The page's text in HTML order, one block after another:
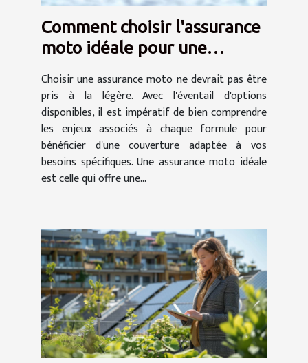
Comment choisir l'assurance
moto idéale pour une
Choisir une assurance moto ne devrait pas être
pris à la légère. Avec l'éventail d'options
disponibles, il est impératif de bien comprendre
les enjeux associés à chaque formule pour
bénéficier d'une couverture adaptée à vos
besoins spécifiques. Une assurance moto idéale
est celle qui offre une...